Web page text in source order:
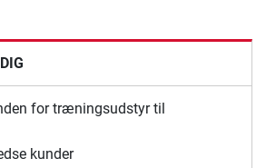
for træningsudstyr til
kunder